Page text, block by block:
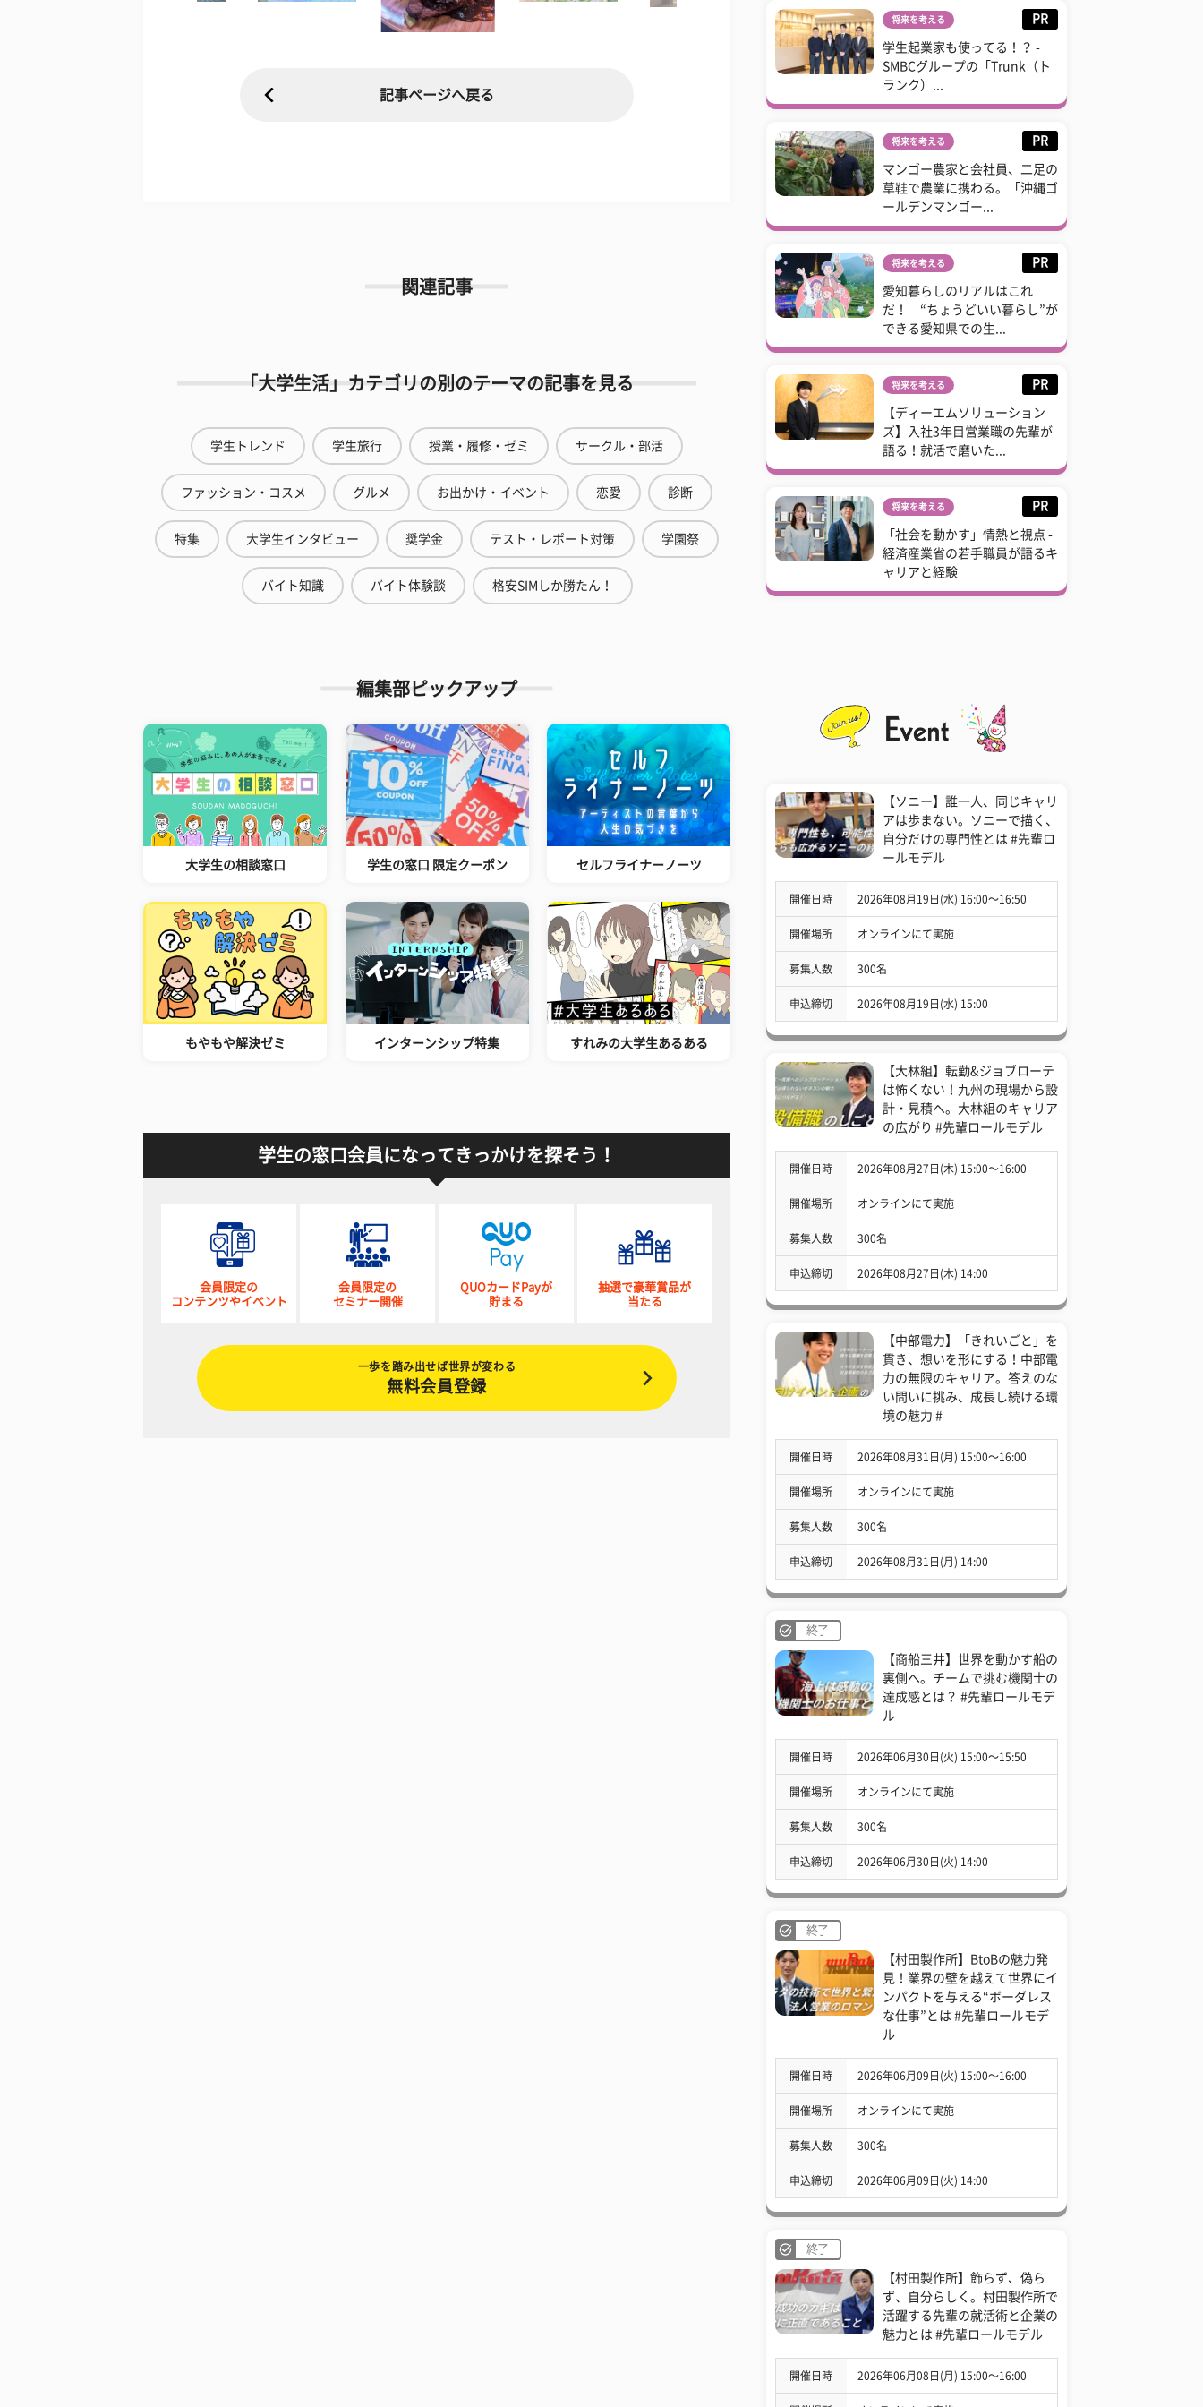
記事ページへ戻る
関連記事
「大学生活」カテゴリの別のテーマの記事を見る
学生トレンド 学生旅行 授業・履修・ゼミ サークル・部活
ファッション・コスメ グルメ お出かけ・イベント 恋愛 診断
特集 大学生インタビュー 奨学金 テスト・レポート対策 学園祭
バイト知識 バイト体験談 格安SIMしか勝たん！
編集部ピックアップ
大学生の相談窓口 学生の窓口 限定クーポン セルフライナーノーツ
もやもや解決ゼミ インターンシップ特集 すれみの大学生あるある
学生の窓口会員になってきっかけを探そう！
会員限定の
コンテンツやイベント
会員限定の
セミナー開催
QUOカードPayが
貯まる
抽選で豪華賞品が
当たる
一歩を踏み出せば世界が変わる
無料会員登録
将来を考える PR
学生起業家も使ってる！？ -
SMBCグループの「Trunk（ト
ランク）...
将来を考える PR
マンゴー農家と会社員、二足の
草鞋で農業に携わる。「沖縄ゴ
ールデンマンゴー...
将来を考える PR
愛知暮らしのリアルはこれ
だ！ “ちょうどいい暮らし”が
できる愛知県での生...
将来を考える PR
【ディーエムソリューション
ズ】入社3年目営業職の先輩が
語る！就活で磨いた...
将来を考える PR
「社会を動かす」情熱と視点 -
経済産業省の若手職員が語るキ
ャリアと経験
【ソニー】誰一人、同じキャリ
アは歩まない。ソニーで描く、
自分だけの専門性とは #先輩ロ
ールモデル
開催日時 2026年08月19日(水) 16:00〜16:50
開催場所 オンラインにて実施
募集人数 300名
申込締切 2026年08月19日(水) 15:00
【大林組】転勤&ジョブローテ
は怖くない！九州の現場から設
計・見積へ。大林組のキャリア
の広がり #先輩ロールモデル
開催日時 2026年08月27日(木) 15:00〜16:00
開催場所 オンラインにて実施
募集人数 300名
申込締切 2026年08月27日(木) 14:00
【中部電力】「きれいごと」を
貫き、想いを形にする！中部電
力の無限のキャリア。答えのな
い問いに挑み、成長し続ける環
境の魅力 #
開催日時 2026年08月31日(月) 15:00〜16:00
開催場所 オンラインにて実施
募集人数 300名
申込締切 2026年08月31日(月) 14:00
終了
【商船三井】世界を動かす船の
裏側へ。チームで挑む機関士の
達成感とは？ #先輩ロールモデ
ル
開催日時 2026年06月30日(火) 15:00〜15:50
開催場所 オンラインにて実施
募集人数 300名
申込締切 2026年06月30日(火) 14:00
終了
【村田製作所】BtoBの魅力発
見！業界の壁を越えて世界にイ
ンパクトを与える“ボーダレス
な仕事”とは #先輩ロールモデ
ル
開催日時 2026年06月09日(火) 15:00〜16:00
開催場所 オンラインにて実施
募集人数 300名
申込締切 2026年06月09日(火) 14:00
終了
【村田製作所】飾らず、偽ら
ず、自分らしく。村田製作所で
活躍する先輩の就活術と企業の
魅力とは #先輩ロールモデル
開催日時 2026年06月08日(月) 15:00〜16:00